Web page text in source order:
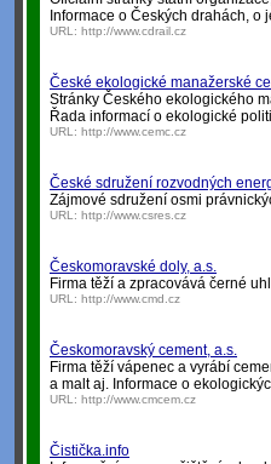
Informace o Českých drahách,
URL: http://www.cdrail.cz
České ekologické manažerské
Stránky Českého ekologického
Řada informací o ekologické
URL: http://www.cemc.cz
České sdružení rozvodných
Zájmové sdružení osmi
URL: http://www.csres.cz
Českomoravské doly, a.s.
Firma těží a zpracovává černé
URL: http://www.cmd.cz
Českomoravský cement, a.s.
Firma těží vápenec a vyrábí
a malt aj. Informace o
URL: http://www.cmcem.cz
Čistička.info